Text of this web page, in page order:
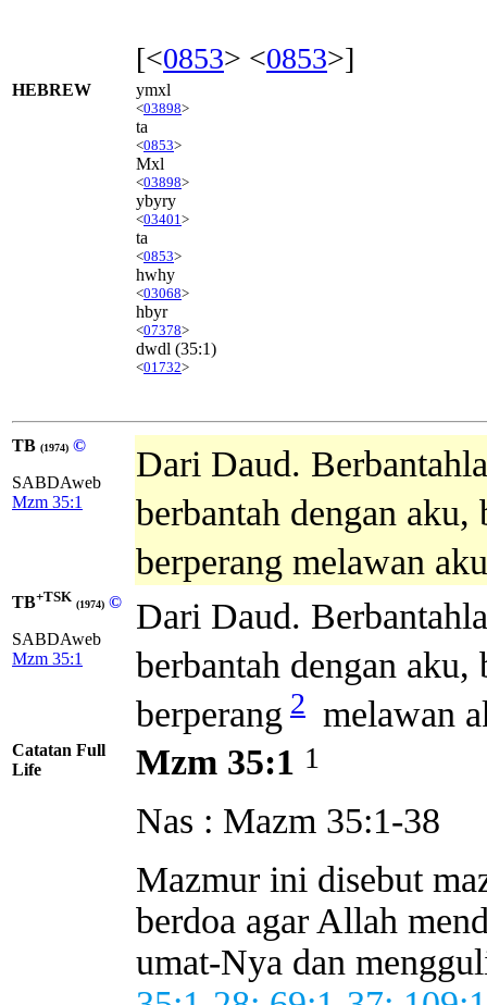
[<0853> <0853>]
HEBREW ymxl
<03898>
ta
<0853>
Mxl
<03898>
ybyry
<03401 >
ta
<0853>
hwhy
<03068>
hbyr
<07378>
dwdl (35:1)
<01732>
TB (1974) ©
SABDAweb
Mzm 35:1
Dari Daud.
berbantah dengan aku,
berperang melawan aku
TB+TSK (1974) ©
SABDAweb
Mzm 35:1
Dari Daud.
berbantah dengan aku,
berperang 2 melawan
Catatan Full
Life
Mzm 35:1 1
Nas : Mazm 35:1-38
Mazmur ini disebut
berdoa agar Allah
umat-Nya dan